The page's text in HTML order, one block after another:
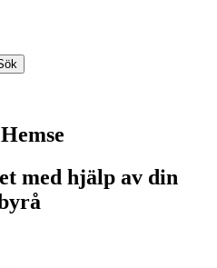
med hjälp av din